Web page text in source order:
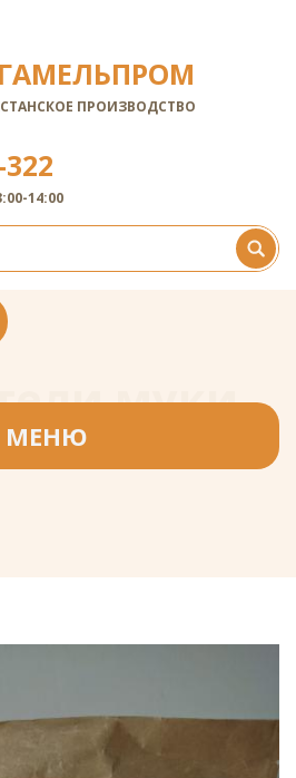
ПРОИЗВОДСТВО
14:00
МЕНЮ
муки
муки